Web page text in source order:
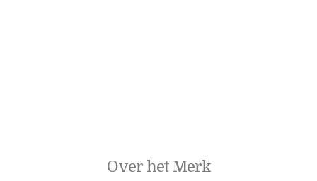
Over het Merk